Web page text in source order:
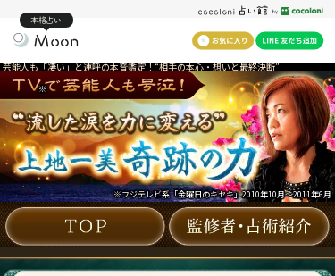
本格占い
芸能人も「凄い」と連呼の本音鑑定！“相手の本心・想いと最終決断”
※
※フジテレビ系「金曜日のキセキ」2010年10月～2011年6月